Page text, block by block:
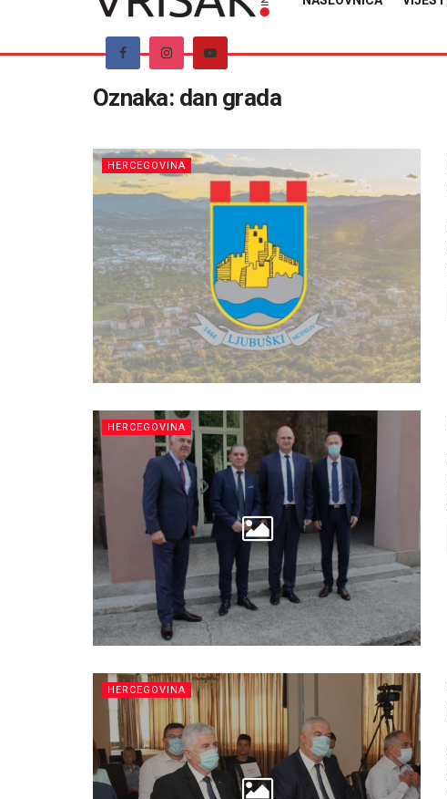
Oznaka: dan grada
HERCEGOVINA
HERCEGOVINA
HERCEGOVINA